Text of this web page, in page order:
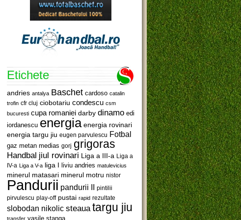
Etichete
andries antalya Baschet cardoso catalin
trofin cfr cluj ciobotariu condescu csm
bucuresti cupa romaniei darby dinamo edi
iordanescu energia energia rovinari
energia targu jiu eugen parvulescu Fotbal
gaz metan medias gorj grigoras
Handbal jiul rovinari Liga a III-a Liga a
IV-a Liga a V-a liga I liviu andries matulevicius
minerul matasari minerul motru nistor
Pandurii pandurii II pintilii
pirvulescu play-off pustai rapid rezultate
slobodan nikolic steaua targu jiu
transfer vasile stanga